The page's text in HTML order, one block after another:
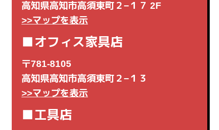
高知県高知市高須東町２−１７ 2F
>>マップを表示
■オフィス家具店
〒781-8105
高知県高知市高須東町２−１３
>>マップを表示
■工具店